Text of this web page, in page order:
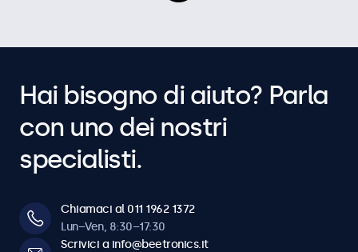
Hai bisogno di aiuto? Parla
con uno dei nostri
specialisti.
Chiamaci al 011 1962 1372
Lun–Ven, 8:30–17:30
Scrivici a info@beetronics.it